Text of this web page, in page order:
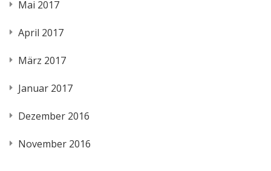
Mai 2017
April 2017
März 2017
Januar 2017
Dezember 2016
November 2016